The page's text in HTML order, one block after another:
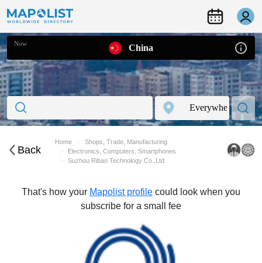
Now China
Back
Home
Shops, Trade, Manufacturing
Electronics, Computers, Smartphones
Suzhou Ribao Technology Co.,Ltd.
That's how your Mapolist profile could look when you
subscribe for a small fee